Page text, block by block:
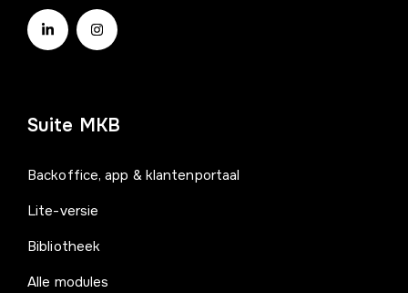
Suite MKB
Backoffice, app & klantenportaal
Lite-versie
Bibliotheek
Alle modules